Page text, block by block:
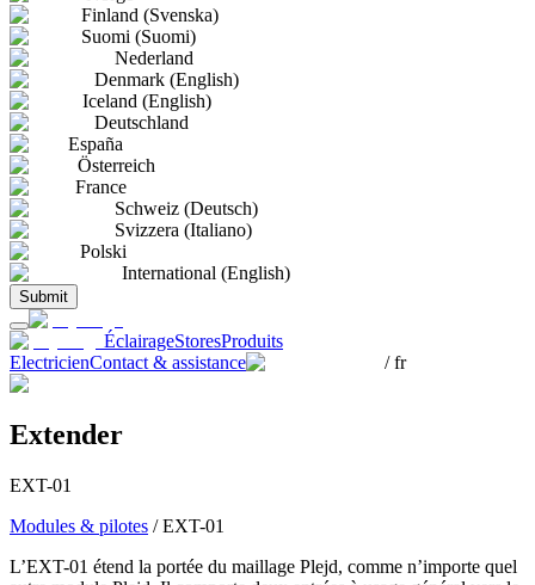
Finland (Svenska)
Suomi (Suomi)
Nederland
Denmark (English)
Iceland (English)
Deutschland
España
Österreich
France
Schweiz (Deutsch)
Svizzera (Italiano)
Polski
International (English)
Submit
ÉclairageStoresProduits
ElectricienContact & assistance /fr
Extender
EXT-01
Modules & pilotes /EXT-01
L’EXT-01 étend la portée du maillage Plejd, comme n’importe quel